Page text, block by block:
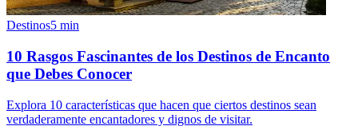
Destinos5 min
10 Rasgos Fascinantes de los Destinos de Encanto
que Debes Conocer
Explora 10 características que hacen que ciertos destinos sean
verdaderamente encantadores y dignos de visitar.